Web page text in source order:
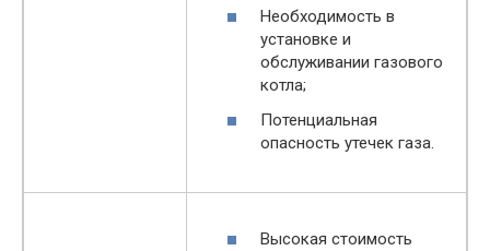
Необходимость в
установке и
обслуживании газового
котла;
Потенциальная
опасность утечек газа.
Высокая стоимость